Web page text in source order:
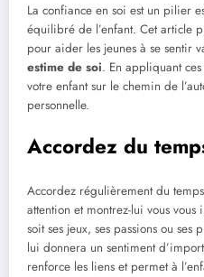
La confiance en soi est un pilier
équilibré de l’enfant. Cet article
pour aider les jeunes à se sentir
estime de soi. En appliquant
votre enfant sur le chemin de
personnelle.
Accordez du
Accordez régulièrement du
attention et montrez-lui vous vous
soit ses jeux, ses passions ou
lui donnera un sentiment
renforce les liens et permet à